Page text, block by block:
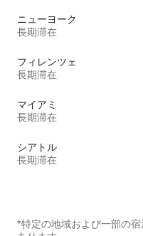
ニューヨーク
長期滞在
フィレンツェ
長期滞在
マイアミ
長期滞在
シアトル
長期滞在
*特定の地域および一部の